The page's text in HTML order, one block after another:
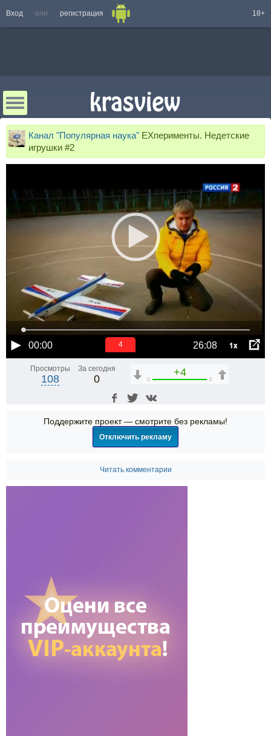
Вход или регистрация 18+
Канал "Популярная наука" EXперименты. Недетские
игрушки #2
00:00 26:08 1x
4
Просмотры
108
За сегодня
0
+4
0 4
Поддержите проект — смотрите без рекламы!
Отключить рекламу
Читать комментарии